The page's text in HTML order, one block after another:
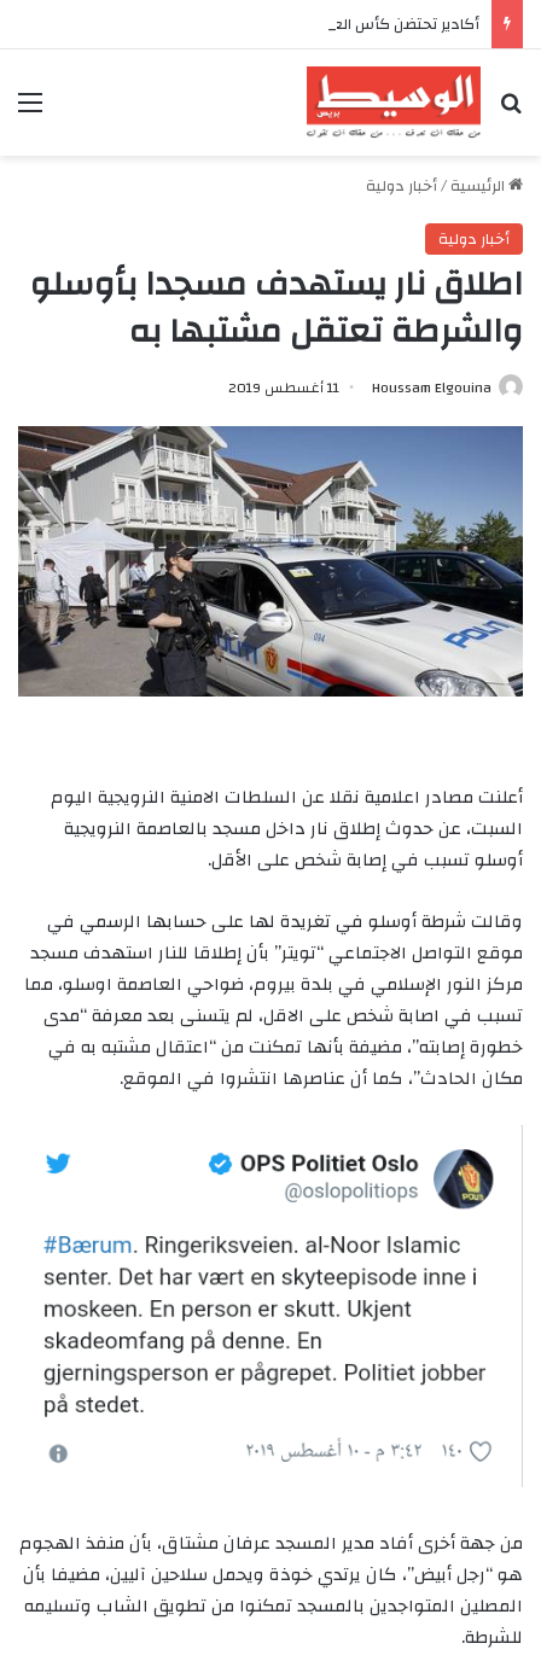
بحث عن
الرئيسية/أخبار دولية
أخبار دولية
اطلاق نار يستهدف مسجدا بأوسلو
والشرطة تعتقل مشتبها به
Houssam Elgouina 11 أغسطس 2019
أعلنت مصادر اعلامية نقلا عن السلطات الامنية النرويجية اليوم
السبت، عن حدوث إطلاق نار داخل مسجد بالعاصمة النرويجية
أوسلو تسبب في إصابة شخص على الأقل.
وقالت شرطة أوسلو في تغريدة لها على حسابها الرسمي في
موقع التواصل الاجتماعي “تويتر” بأن إطلاقا للنار استهدف مسجد
مركز النور الإسلامي في بلدة بيروم، ضواحي العاصمة اوسلو، مما
تسبب في اصابة شخص على الاقل، لم يتسنى بعد معرفة “مدى
خطورة إصابته”، مضيفة بأنها تمكنت من “اعتقال مشتبه به في
مكان الحادث”، كما أن عناصرها انتشروا في الموقع.
من جهة أخرى أفاد مدير المسجد عرفان مشتاق، بأن منفذ الهجوم
هو “رجل أبيض”، كان يرتدي خوذة ويحمل سلاحين آليين، مضيفا بأن
المصلين المتواجدين بالمسجد تمكنوا من تطويق الشاب وتسليمه
للشرطة.